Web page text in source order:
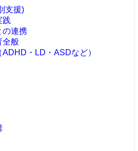
支援)
践
の連携
全般
・LD・ASDなど）